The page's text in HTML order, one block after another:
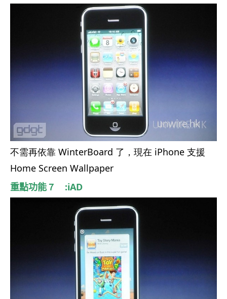
不需再依靠 WinterBoard 了，現在 iPhone 支援
Home Screen Wallpaper
重點功能７ :iAD